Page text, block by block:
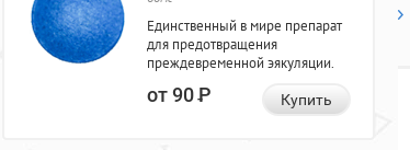
Единственный в мире препарат
для предотвращения
преждевременной эякуляции.
от 90Р Купить